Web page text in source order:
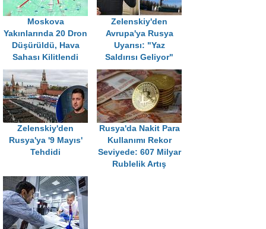
Moskova
Yakınlarında 20 Dron
Düşürüldü, Hava
Sahası Kilitlendi
Zelenskiy'den
Avrupa'ya Rusya
Uyarısı: "Yaz
Saldırısı Geliyor"
Zelenskiy'den
Rusya'ya '9 Mayıs'
Tehdidi
Rusya'da Nakit Para
Kullanımı Rekor
Seviyede: 607 Milyar
Rublelik Artış